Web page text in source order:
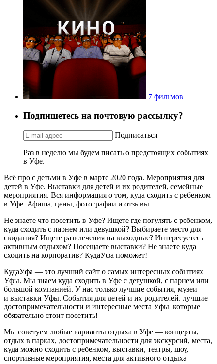
7 фильмов
Подпишетесь на почтовую рассылку?
Подписаться
Раз в неделю мы будем писать о предстоящих событиях
в Уфе.
Всё про с детьми в Уфе в марте 2020 года. Мероприятия для
детей в Уфе. Выставки для детей и их родителей, семейные
мероприятия. Вся информация о том, куда сходить с ребенком
в Уфе. Афиша, цены, фотографии и отзывы.
Не знаете что посетить в Уфе? Ищете где погулять с ребенком,
куда сходить с парнем или девушкой? Выбираете место для
свидания? Ищете развлечения на выходные? Интересуетесь
активным отдыхом? Посещаете выставки? Не знаете куда
сходить на корпоратив? КудаУфа поможет!
КудаУфа — это лучший сайт о самых интересных событиях
Уфы. Мы знаем куда сходить в Уфе с девушкой, с парнем или
большой компанией. У нас только лучшие события, музеи
и выставки Уфы. События для детей и их родителей, лучшие
достопримечательности и интересные места Уфы, которые
обязательно стоит посетить!
Мы советуем любые варианты отдыха в Уфе — концерты,
отдых в парках, достопримечательности для экскурсий, места,
куда можно сходить с ребенком, выставки, театры, шоу,
спортивные мероприятия, места для активного отдыха